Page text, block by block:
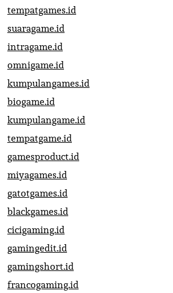
tempatgames.id
suaragame.id
intragame.id
omnigame.id
kumpulangames.id
biogame.id
kumpulangame.id
tempatgame.id
gamesproduct.id
miyagames.id
gatotgames.id
blackgames.id
cicigaming.id
gamingedit.id
gamingshort.id
francogaming.id